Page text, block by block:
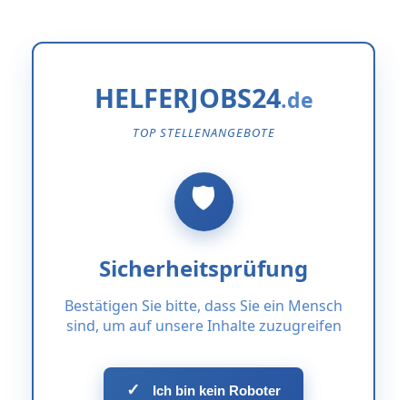
HELFERJOBS24
TOP STELLENANGEBOTE
Sicherheitsprüfung
Bestätigen Sie bitte, dass Sie ein Mensch
sind, um auf unsere Inhalte zuzugreifen
✓ Ich bin kein Roboter